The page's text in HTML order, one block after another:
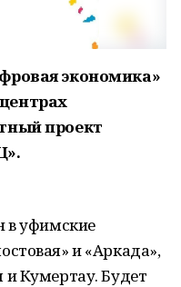
экономика»
проект
в уфимские
и «Аркада»,
Кумертау. Будет